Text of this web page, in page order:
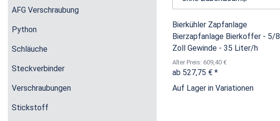
Bierkühler Zapfanlage
Bierzapfanlage Bierkoffer - 5/8
Zoll Gewinde - 35 Liter/h
Alter Preis: 609,40 €
ab 527,75 € *
Auf Lager in Variationen
AFG Verschraubung
Python
Schläuche
Steckverbinder
Verschraubungen
Stickstoff